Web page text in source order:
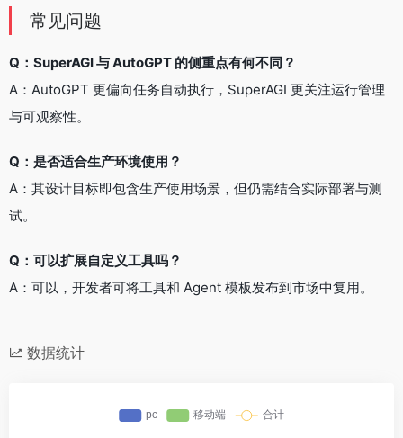
常见问题
Q：SuperAGI 与 AutoGPT 的侧重点有何不同？
A：AutoGPT 更偏向任务自动执行，SuperAGI 更关注运行管理
与可观察性。
Q：是否适合生产环境使用？
A：其设计目标即包含生产使用场景，但仍需结合实际部署与测
试。
Q：可以扩展自定义工具吗？
A：可以，开发者可将工具和 Agent 模板发布到市场中复用。
数据统计